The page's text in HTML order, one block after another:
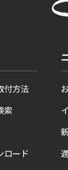
付方法
索
ロード